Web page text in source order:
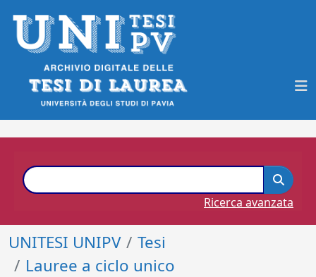
Ricerca avanzata
UNITESI UNIPV
Tesi
Lauree a ciclo unico